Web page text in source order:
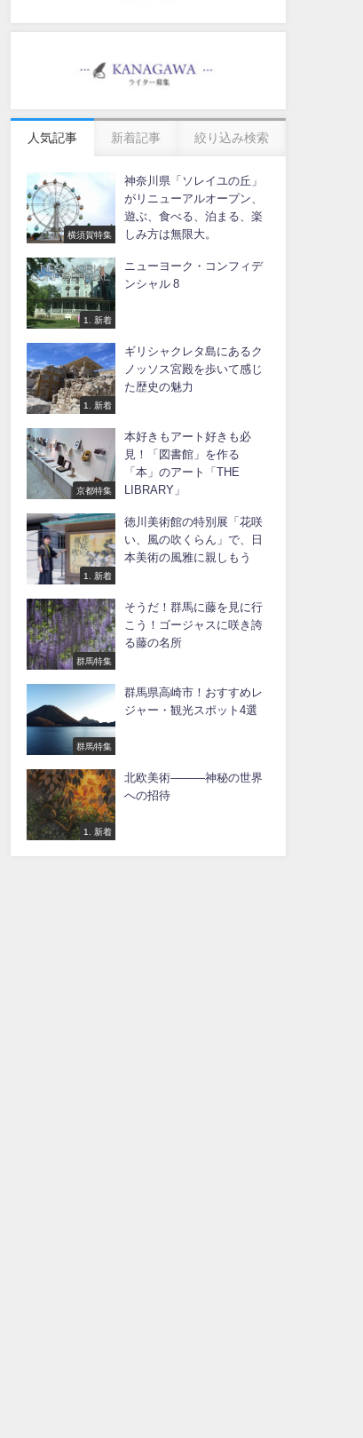
人気記事 新着記事 絞り込み検索
横須賀特集
神奈川県「ソレイユの丘」
がリニューアルオープン、
遊ぶ、食べる、泊まる、楽
しみ方は無限大。
1. 新着
ニューヨーク・コンフィデ
ンシャル 8
1. 新着
ギリシャクレタ島にあるク
ノッソス宮殿を歩いて感じ
た歴史の魅力
京都特集
本好きもアート好きも必
見！「図書館」を作る
「本」のアート「THE
LIBRARY」
1. 新着
徳川美術館の特別展「花咲
い、風の吹くらん」で、日
本美術の風雅に親しもう
群馬特集
そうだ！群馬に藤を見に行
こう！ゴージャスに咲き誇
る藤の名所
群馬特集
群馬県高崎市！おすすめレ
ジャー・観光スポット4選
1. 新着
北欧美術―――神秘の世界
への招待